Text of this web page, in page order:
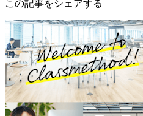
この記事をシェアする